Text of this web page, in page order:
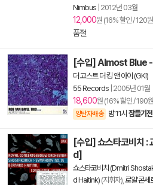
Nimbus 2012년 03월
12,000원 (16% 할인 / 120
품절
[수입] Almost Blue
더 고스트 더 킹 앤 아이 (GKI)
55 Records 2005년 01월
18,600원 (16% 할인 / 190
양탄자배송 밤 11시 잠들기
[수입] 쇼스타코비치
d]
쇼스타코비치 (Dmitri
d Haitink) (지휘자), 로얄 콘세